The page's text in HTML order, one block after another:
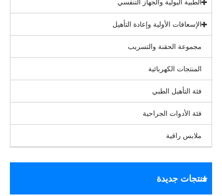
الطبية البولية والجهاز التنفسي
الإسعافات الأولية وإعادة التأهيل
مجموعة الحقنة والتسريب
المنتجات الكهربائية
فئة التأهيل الطبي
فئة الأدوات الجراحية
ملابس راقية
منتجات جديدة